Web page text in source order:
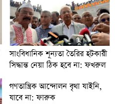
সাংবিধানিক শূন্যতা তৈরির হটকারী
সিদ্ধান্ত নেয়া ঠিক হবে না: ফখরুল
গণতান্ত্রিক আন্দোলন বৃথা যাইনি,
যাবে না: ফারুক